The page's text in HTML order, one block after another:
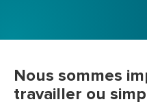
Nous sommes
travailler ou